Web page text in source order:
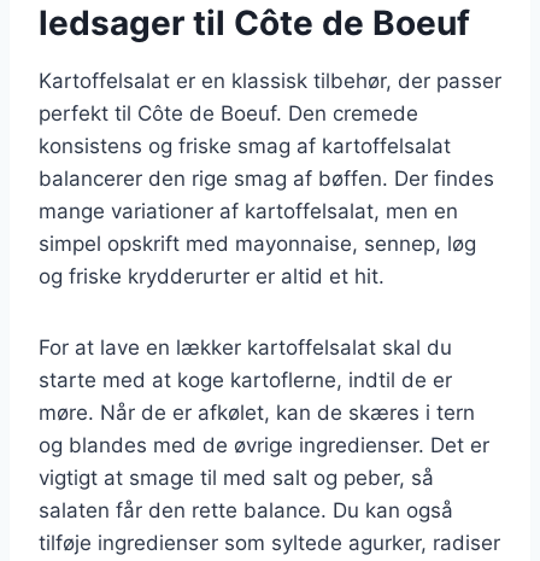
ledsager til Côte de Boeuf
Kartoffelsalat er en klassisk tilbehør, der passer
perfekt til Côte de Boeuf. Den cremede
konsistens og friske smag af kartoffelsalat
balancerer den rige smag af bøffen. Der findes
mange variationer af kartoffelsalat, men en
simpel opskrift med mayonnaise, sennep, løg
og friske krydderurter er altid et hit.
For at lave en lækker kartoffelsalat skal du
starte med at koge kartoflerne, indtil de er
møre. Når de er afkølet, kan de skæres i tern
og blandes med de øvrige ingredienser. Det er
vigtigt at smage til med salt og peber, så
salaten får den rette balance. Du kan også
tilføje ingredienser som syltede agurker, radiser